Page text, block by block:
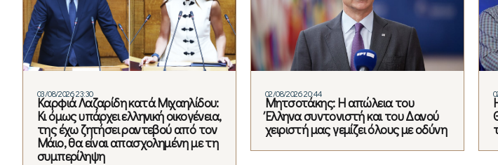
03/08/2026 23:30
Καρφιά Λαζαρίδη κατά Μιχαηλίδου:
Κι όμως υπάρχει ελληνική οικογένεια,
της έχω ζητήσει ραντεβού από τον
Μάιο, θα είναι απασχολημένη με τη
συμπερίληψη
02/08/2026 20:44
Μητσοτάκης: Η απώλεια του
Έλληνα συντονιστή και του Δανού
χειριστή μας γεμίζει όλους με οδύνη